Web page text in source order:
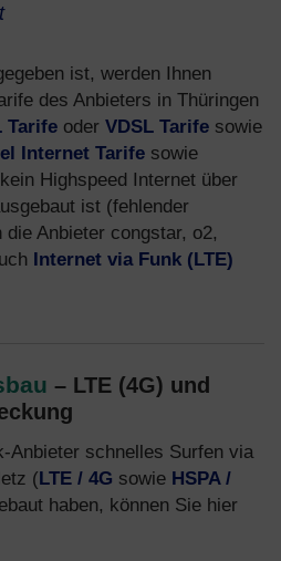
ist, werden Ihnen
des Anbieters in Thüringen
Tarife oder VDSL Tarife sowie
Internet Tarife sowie
Highspeed Internet über
ist (fehlender
Anbieter congstar, o2,
Internet via Funk (LTE)
– LTE (4G) und
Anbieter schnelles Surfen via
(LTE / 4G sowie HSPA /
haben, können Sie hier